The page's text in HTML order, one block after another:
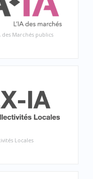
des Marchés publics
Locales